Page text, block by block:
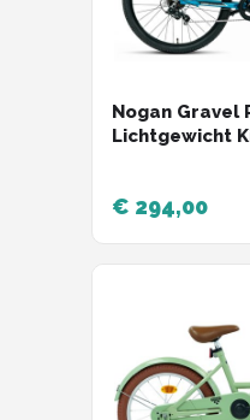
Nogan Gravel
Lichtgewicht
€ 294,00